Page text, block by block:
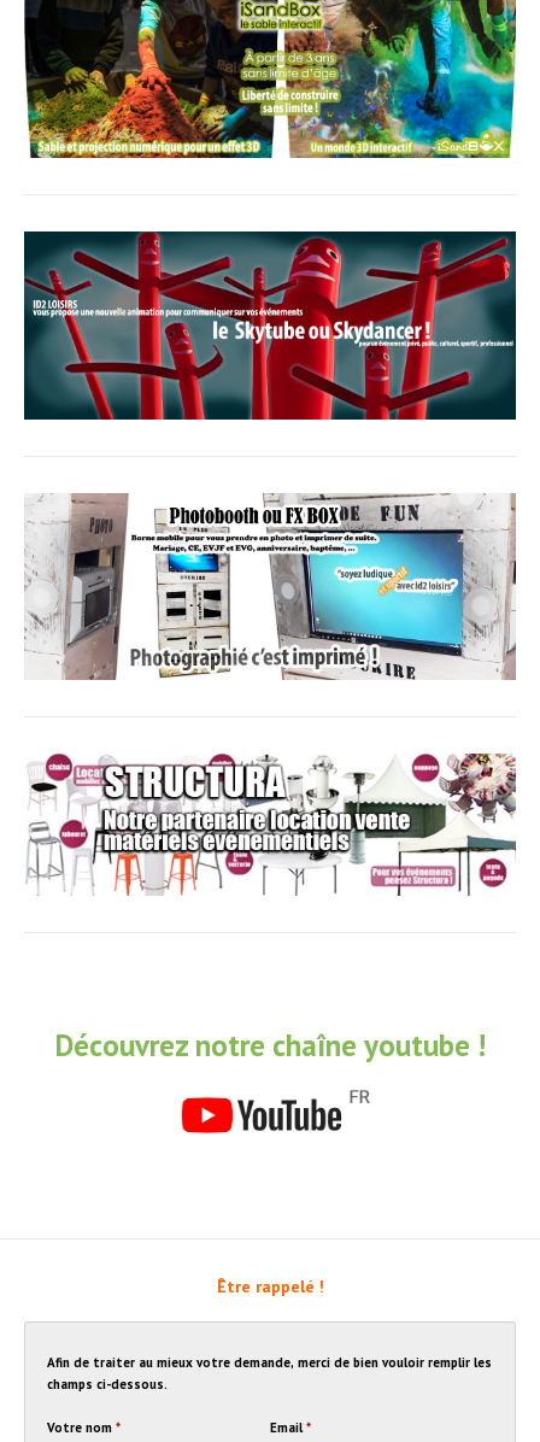
Découvrez notre chaîne youtube !
Être rappelé !
Afin de traiter au mieux votre demande, merci de bien vouloir remplir les
champs ci-dessous.
Votre nom * Email*